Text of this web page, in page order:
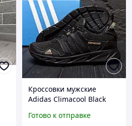
Кроссовки мужские
Adidas Climaсool Black
Готово к отправке